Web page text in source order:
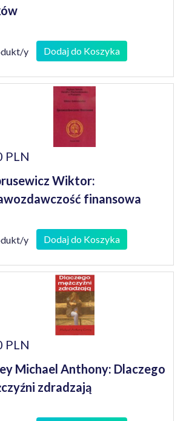
y Dodaj do Koszyka
PLN
Wiktor:
finansowa
y Dodaj do Koszyka
PLN
Michael Anthony: Dlaczego
zdradzają